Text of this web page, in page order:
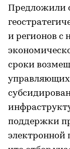
Предложили
и регионов с
сроки
поддержки